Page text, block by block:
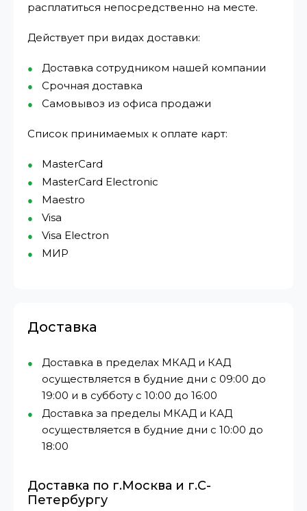
расплатиться непосредственно на месте.
Действует при видах доставки:
Доставка сотрудником нашей компании
Срочная доставка
Самовывоз из офиса продажи
Список принимаемых к оплате карт:
MasterCard
MasterCard Electronic
Maestro
Visa
Visa Electron
МИР⁠
Доставка
Доставка в пределах МКАД и КАД
осуществляется в будние дни с 09:00 до
19:00 и в субботу с 10:00 до 16:00
Доставка за пределы МКАД и КАД
осуществляется в будние дни с 10:00 до
18:00
Доставка по г.Москва и г.С-
Петербургу